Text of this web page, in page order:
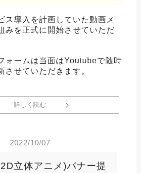
ス導入を計画していた動画メ
みを正式に開始させていただ
ォームは当面はYoutubeで随時
させていただきます。
詳しく読む
2022/10/07
立体アニメ)バナー提